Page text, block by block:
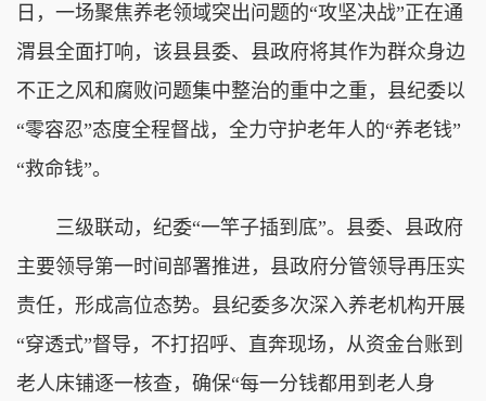
日，一场聚焦养老领域突出问题的“攻坚决战”正在通
渭县全面打响，该县县委、县政府将其作为群众身边
不正之风和腐败问题集中整治的重中之重，县纪委以
“零容忍”态度全程督战，全力守护老年人的“养老钱”
“救命钱”。
三级联动，纪委“一竿子插到底”。县委、县政府
主要领导第一时间部署推进，县政府分管领导再压实
责任，形成高位态势。县纪委多次深入养老机构开展
“穿透式”督导，不打招呼、直奔现场，从资金台账到
老人床铺逐一核查，确保“每一分钱都用到老人身